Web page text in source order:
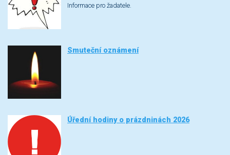
Informace pro žadatele.
Smuteční oznámení
Úřední hodiny o prázdninách 2026